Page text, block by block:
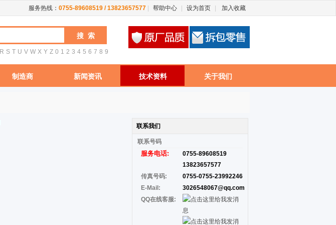
服务热线： 0755-89608519 / 13823657577 帮助中心 设为首页 加入收藏
R S T U V W X Y Z 0 1 2 3 4 5 6 7 8 9
制造商 新闻资讯 技术资料 关于我们
联系我们
联系号码
服务电话:
0755-89608519
13823657577
传真号码:
0755-0755-23992246
E-Mail:
3026548067@qq.com
QQ在线客服: